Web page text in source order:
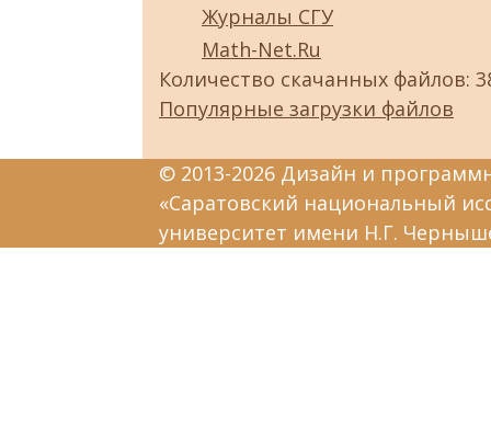
Журналы СГУ
Math-Net.Ru
Количество скачанных файлов:
Популярные загрузки файлов
© 2013-2026 Дизайн и
«Саратовский национальный
университет имени Н.Г.